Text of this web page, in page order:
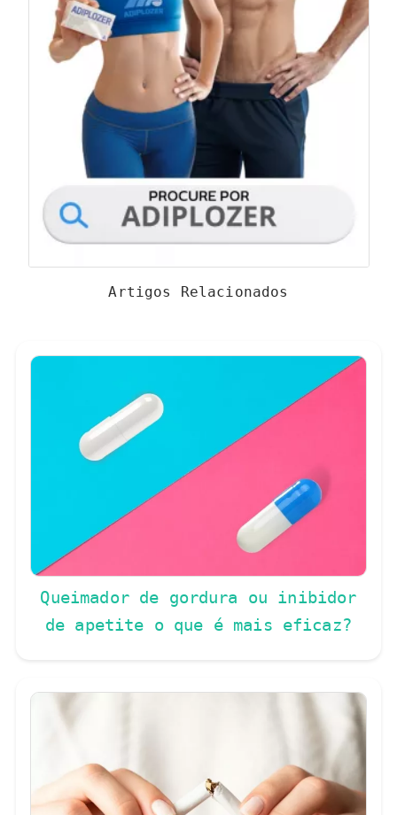
Artigos Relacionados
Queimador de gordura ou inibidor
de apetite o que é mais eficaz?